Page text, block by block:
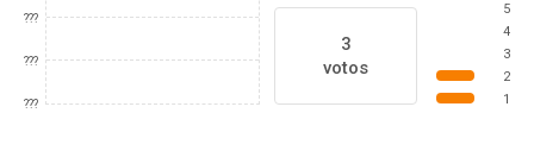
???
???
???
3
votos
5
4
3
2
1